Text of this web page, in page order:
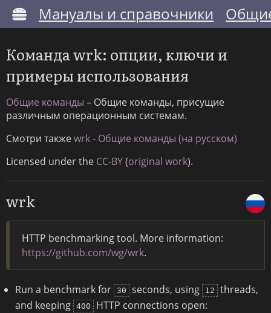
Мануалы и справочники
Команда wrk: опции, ключи и
примеры использования
Общие команды – Общие команды, присущие
различным операционным системам.
Смотри такжеwrk - Общие команды (на русском)
Licensed under the CC-BY(original work).
wrk
HTTP benchmarking tool. More information:
https://github.com/wg/wrk.
Run a benchmark for 30 seconds, using 12
threads,
and keeping 400 HTTP connections open: